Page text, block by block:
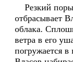
Резкий
отбрасывает
облака.
ветра в его
погружается